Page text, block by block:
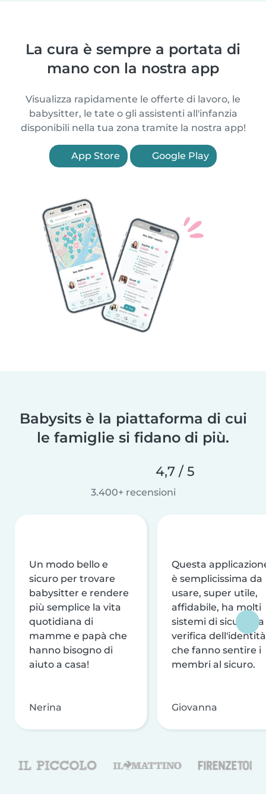
La cura è sempre a portata di
mano con la nostra app
Visualizza rapidamente le offerte di lavoro, le
babysitter, le tate o gli assistenti all'infanzia
disponibili nella tua zona tramite la nostra app!
App Store Google Play
Babysits è la piattaforma di cui
le famiglie si fidano di più.
4,7 / 5
3.400+ recensioni
Un modo bello e
sicuro per trovare
babysitter e rendere
più semplice la vita
quotidiana di
mamme e papà che
hanno bisogno di
aiuto a casa!
Nerina
Questa
è semplicissima da
usare, super utile,
affidabile, ha molti
sistemi di sicurezza
verifica dell'identità
che fanno sentire i
membri al sicuro.
Giovanna